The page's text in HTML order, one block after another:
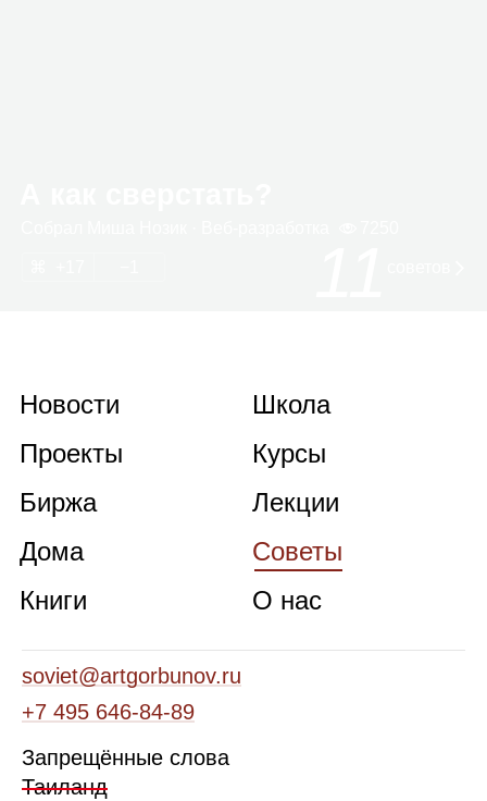
Новости
Проекты
Биржа
Дома
Книги
Школа
Курсы
Лекции
Советы
О нас
soviet@artgorbunov.ru
+7 495 646‑84‑89
Запрещённые слова
Таиланд